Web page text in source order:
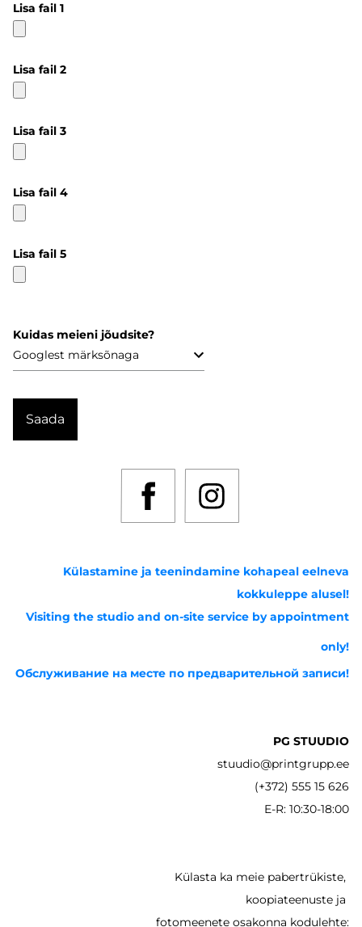
Lisa fail 1
Lisa fail 2
Lisa fail 3
Lisa fail 4
Lisa fail 5
Kuidas meieni jõudsite?
Külastamine ja teenindamine kohapeal eelneva
kokkuleppe alusel!
Visiting the studio and on-site service by appointment
only!
Обслуживание на месте по предварительной записи!
PG STUUDIO
stuudio@printgrupp.ee
(+372) 555 15 626
E-R: 10:30-18:00
Külasta ka meie pabertrükiste,
koopiateenuste ja
fotomeenete osakonna kodulehte: